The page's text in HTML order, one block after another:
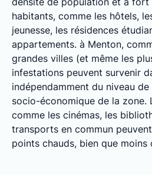
habitants, comme les hôtels,
jeunesse, les résidences
appartements. à Menton,
grandes villes (et même les
infestations peuvent survenir
indépendamment du niveau
socio-économique de la zone.
comme les cinémas, les
transports en commun
points chauds, bien que moins